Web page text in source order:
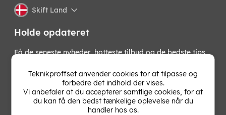
Skift Land
Holde opdateret
Få de seneste nyheder, hotteste tilbud og de bedste tips
nyhedsbrev!
OK
Teknikproffset anvender cookies tor at tilpasse og
forbedre det indhold der vises.
Vi anbefaler at du accepterer samtlige cookies, for at
du kan få den bedst tænkelige oplevelse når du
handler hos os.